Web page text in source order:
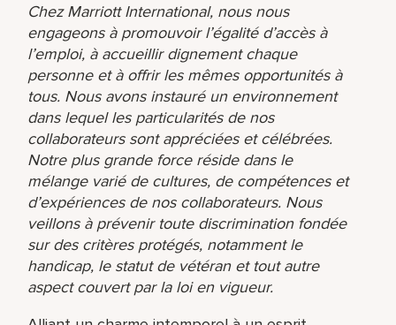
Chez Marriott International, nous nous
engageons à promouvoir l’égalité d’accès à
l’emploi, à accueillir dignement chaque
personne et à offrir les mêmes opportunités à
tous. Nous avons instauré un environnement
dans lequel les particularités de nos
collaborateurs sont appréciées et célébrées.
Notre plus grande force réside dans le
mélange varié de cultures, de compétences et
d’expériences de nos collaborateurs. Nous
veillons à prévenir toute discrimination fondée
sur des critères protégés, notamment le
handicap, le statut de vétéran et tout autre
aspect couvert par la loi en vigueur.